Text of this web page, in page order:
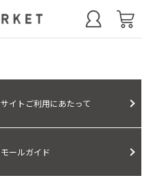
サイトご利用にあたって
モールガイド